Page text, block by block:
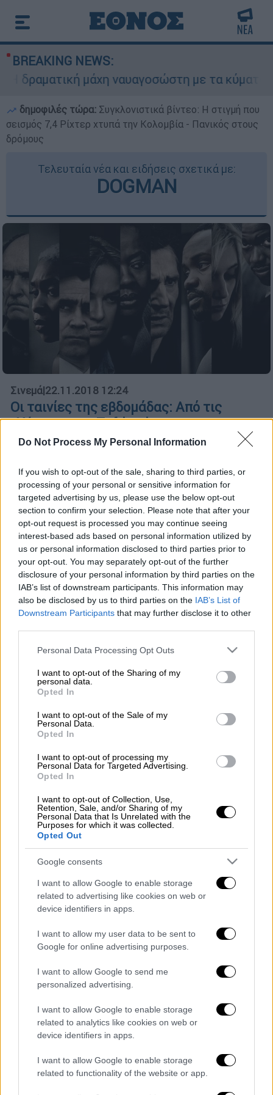
Do Not Process My Personal Information
If you wish to opt-out of the sale, sharing to third parties, or
processing of your personal or sensitive information for
targeted advertising by us, please use the below opt-out
section to confirm your selection. Please note that after your
opt-out request is processed you may continue seeing
interest-based ads based on personal information utilized by
us or personal information disclosed to third parties prior to
your opt-out. You may separately opt-out of the further
disclosure of your personal information by third parties on the
IAB’s list of downstream participants. This information may
also be disclosed by us to third parties on the IAB’s List of
Downstream Participants that may further disclose it to other
Please note that this website/app uses one or more Google
not limited to your visit or usage behaviour. You may click to
grant or deny consent to Google and its third-party tags to
use your data for below specified purposes in below Google
consent section.
Personal Data Processing Opt Outs
I want to opt-out of the Sharing of my
personal data.
Opted In
I want to opt-out of the Sale of my
Personal Data.
Opted In
I want to opt-out of processing my
Personal Data for Targeted Advertising.
Opted In
I want to opt-out of Collection, Use,
Retention, Sale, and/or Sharing of my
Personal Data that Is Unrelated with the
Purposes for which it was collected.
Opted Out
Google consents
I want to allow Google to enable storage
related to advertising like cookies on web or
device identifiers in apps.
I want to allow my user data to be sent to
Google for online advertising purposes.
I want to allow Google to send me
personalized advertising.
I want to allow Google to enable storage
related to analytics like cookies on web or
device identifiers in apps.
I want to allow Google to enable storage
related to functionality of the website or app.
BREAKING NEWS:
μάχη ναυαγοσώστη με τα κύματα
δημοφιλές τώρα: Συγκλονιστικά βίντεο: Η στιγμή που
σεισμός 7,4 Ρίχτερ χτυπά την Κολομβία - Πανικός στους
δρόμους
Τελευταία νέα και ειδήσεις σχετικά με:
DOGMAN
Σινεμά|22.11.2018 12:24
Οι ταινίες της εβδομάδας: Από τις
«Χήρες» στο «Tuftland»
Το σπαγγέτι γουέστερν «Dogman» του
αποτελούν το απαύγασµα της συνεργασίας
του Στιβ ΜακΚουίν µε την Τζίλιαν Φλιν,
ξεχωρίζουν στα κινηµατογραφικά φιλµ της
εβδοµάδας
ΑΛΛΑ #TAGS
οι ταινίες της εβδομάδας
Χήρες
POPULAR VIDEOS
Μεσημεριανό...|10.08.2026 14:06
Μεσημεριανό δελτίο ειδήσεων
10/08/2026
Ώρα Ελλάδος...|10.08.2026 12:18
Ώρα Ελλάδος...|10.08.2026 08:39
Ηλεία: Φωτιά τώρα στο χωριό Μουζάκι
– Κοντά στην είσοδο του χωριού οι
φλόγες